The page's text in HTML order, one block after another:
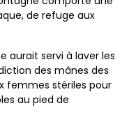
de refuge aux
aurait servi à laver les
des mânes des
femmes stériles pour
au pied de